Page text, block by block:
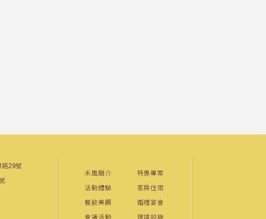
29號
禾風簡介
特惠專案
活動體驗
客房住宿
餐飲美饌
婚禮宴會
會議活動
環境設施